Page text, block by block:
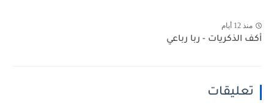
منذ 12 أيام
أكف الذكريات - ربا رباعي
تعليقات